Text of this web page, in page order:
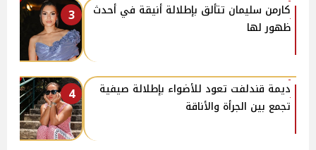
3
كارمن سليمان تتألق بإطلالة أنيقة في أحدث
ظهور لها
4
ديمة قندلفت تعود للأضواء بإطلالة صيفية
تجمع بين الجرأة والأناقة